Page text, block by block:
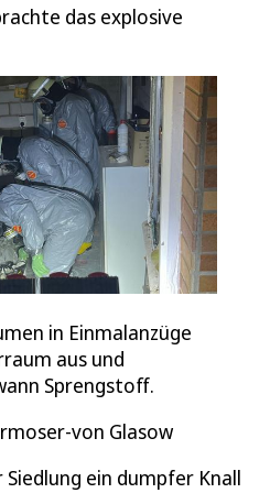
das explosive
in Einmalanzüge
aus und
Sprengstoff.
von Glasow
ein dumpfer Knall